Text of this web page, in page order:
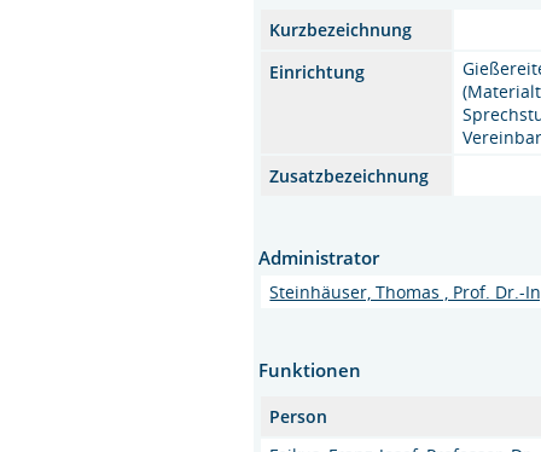
Kurzbezeichnung
Einrichtung
Zusatzbezeichnung
Administrator
Steinhäuser, Thomas , Prof. Dr.-
Funktionen
Person